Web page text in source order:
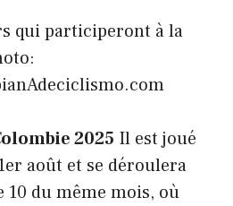
qui participeront à la
2025 Il est joué
août et se déroulera
10 du même mois, où